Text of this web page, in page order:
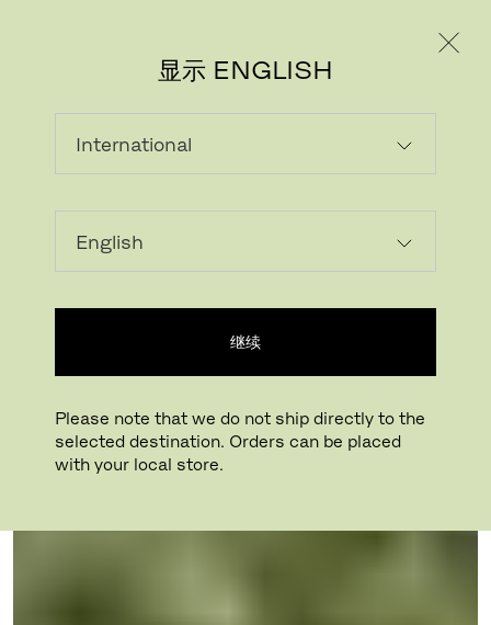
显示 ENGLISH
继续
Please note that we do not ship directly to the
selected destination. Orders can be placed
with your local store.